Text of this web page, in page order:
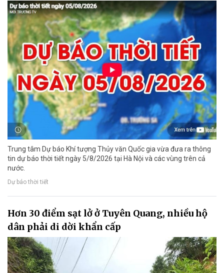
Trung tâm Dự báo Khí tượng Thủy văn Quốc gia vừa đưa ra thông
tin dự báo thời tiết ngày 5/8/2026 tại Hà Nội và các vùng trên cả
nước.
Dự báo thời tiết
Hơn 30 điểm sạt lở ở Tuyên Quang, nhiều hộ
dân phải di dời khẩn cấp